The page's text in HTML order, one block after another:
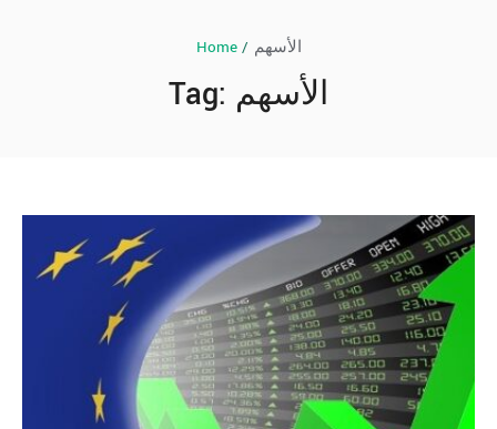
Home / الأسهم
Tag: الأسهم